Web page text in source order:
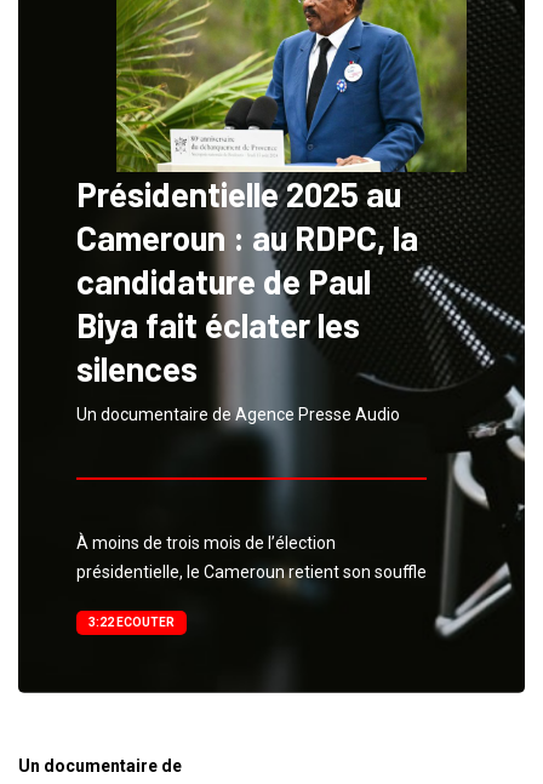
Présidentielle 2025 au
Cameroun : au RDPC, la
candidature de Paul
Biya fait éclater les
silences
Un documentaire de Agence Presse Audio
​​​​​​​À moins de trois mois de l’élection
présidentielle, le Cameroun retient son souffle
3:22 ECOUTER
Un documentaire de